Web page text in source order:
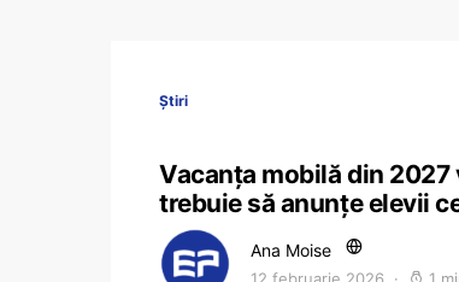
Știri
Vacanța mobilă din
trebuie să anunțe elevii
Ana Moise